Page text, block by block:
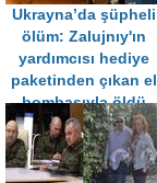
Ukrayna’da şüpheli
ölüm: Zalujnıy'ın
yardımcısı hediye
paketinden çıkan el
bombasıyla öldü